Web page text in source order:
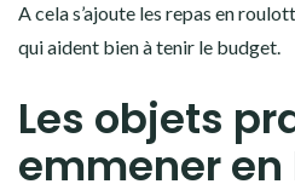
A cela s’ajoute les repas en
qui aident bien à tenir le budget.
Les objets
emmener en